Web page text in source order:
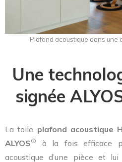
Plafond acoustique dans une
Une
signée
La toile plafond acoustique
ALYOS®
à la fois efficace
acoustique d’une pièce et